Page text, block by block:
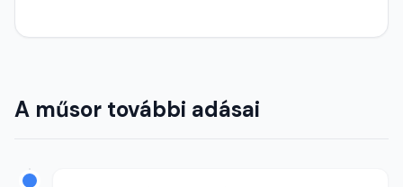
A műsor további adásai